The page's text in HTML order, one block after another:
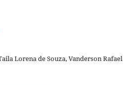
Lorena de Souza, Vanderson Rafael